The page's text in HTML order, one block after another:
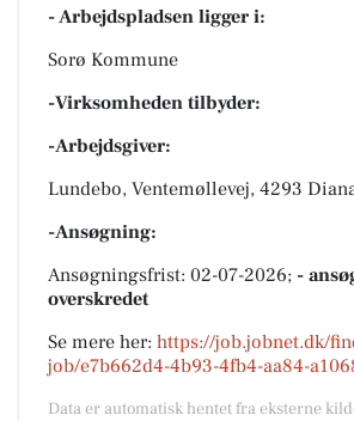
- Arbejdspladsen ligger i:
Sorø Kommune
-Virksomheden tilbyder:
-Arbejdsgiver:
Lundebo, Ventemøllevej, 4293
-Ansøgning:
Ansøgningsfrist: 02-07-2026; -
overskredet
Se mere her: https://job.jobnet.dk/
job/e7b662d4-4b93-4fb4-aa84-
Data er automatisk hentet fra eksterne